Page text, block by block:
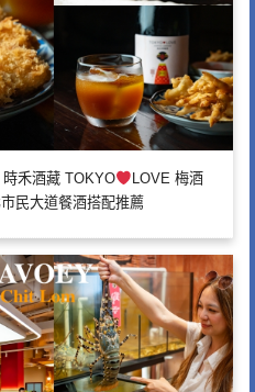
時禾酒藏 TOKYO
LOVE 梅酒
民大道餐酒搭配推薦